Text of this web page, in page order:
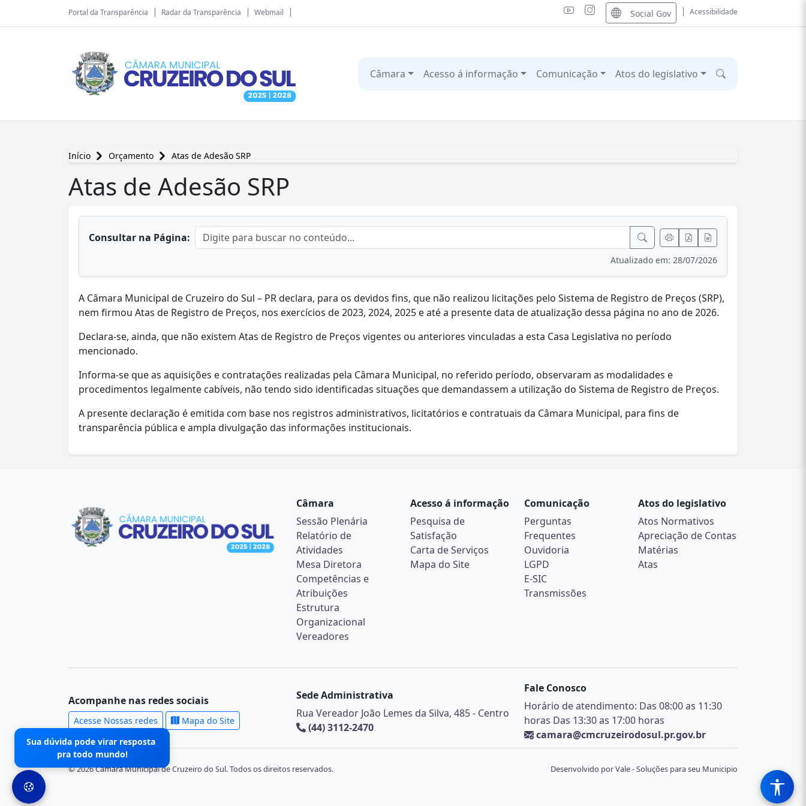
Portal da Transparência Radar da Transparência Webmail Social Gov Acessibilidade
Câmara Acesso á informação Comunicação Atos do legislativo
Início Orçamento Atas de Adesão SRP
conteúdo principalAtas de Adesão SRP
Consultar na Página:
Atualizado em: 28/07/2026
A Câmara Municipal de Cruzeiro do Sul – PR declara, para os devidos fins, que não realizou licitações pelo Sistema de Registro de Preços (SRP),
nem firmou Atas de Registro de Preços, nos exercícios de 2023, 2024, 2025 e até a presente data de atualização dessa página no ano de 2026.
Declara-se, ainda, que não existem Atas de Registro de Preços vigentes ou anteriores vinculadas a esta Casa Legislativa no período
mencionado.
Informa-se que as aquisições e contratações realizadas pela Câmara Municipal, no referido período, observaram as modalidades e
procedimentos legalmente cabíveis, não tendo sido identificadas situações que demandassem a utilização do Sistema de Registro de Preços.
A presente declaração é emitida com base nos registros administrativos, licitatórios e contratuais da Câmara Municipal, para fins de
transparência pública e ampla divulgação das informações institucionais.
Câmara
Sessão Plenária
Relatório de
Atividades
Mesa Diretora
Competências e
Atribuições
Estrutura
Organizacional
Vereadores
Acesso á informação
Pesquisa de
Satisfação
Carta de Serviços
Mapa do Site
Comunicação
Perguntas
Frequentes
Ouvidoria
LGPD
E-SIC
Transmissões
Atos do legislativo
Atos Normativos
Apreciação de Contas
Matérias
Atas
Acompanhe nas redes sociais
Acesse Nossas redes Mapa do Site
Sede Administrativa
Rua Vereador João Lemes da Silva, 485 - Centro
(44) 3112-2470
Fale Conosco
Horário de atendimento: Das 08:00 as 11:30
horas Das 13:30 as 17:00 horas
camara@cmcruzeirodosul.pr.gov.br
© 2026 Câmara Municipal de Cruzeiro do Sul. Todos os direitos reservados. Desenvolvido por Vale - Soluções para seu Municipio
Sua dúvida pode virar resposta
pra todo mundo!